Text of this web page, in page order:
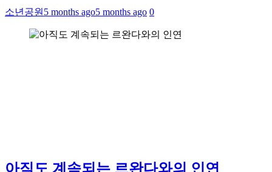
소년공원 5 months ago5 months ago 0
아직도 계속되는 르완다와의 인연